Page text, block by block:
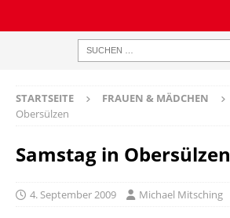
STARTSEITE FRAUEN & MÄDCHEN
Obersülzen
Samstag in Obersülzen
4. September 2009 Michael Mitsching